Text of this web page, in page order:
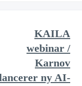
KAILA
webinar /
Karnov
ny AI-